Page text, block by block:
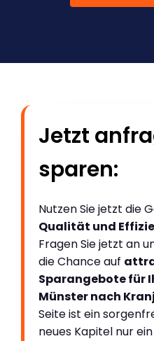
Jetzt
sparen:
Nutzen Sie jetzt die
Qualität und
Fragen Sie jetzt an
die Chance auf
Sparangebote für
Münster nach Kranj
Seite ist ein
neues Kapitel nur